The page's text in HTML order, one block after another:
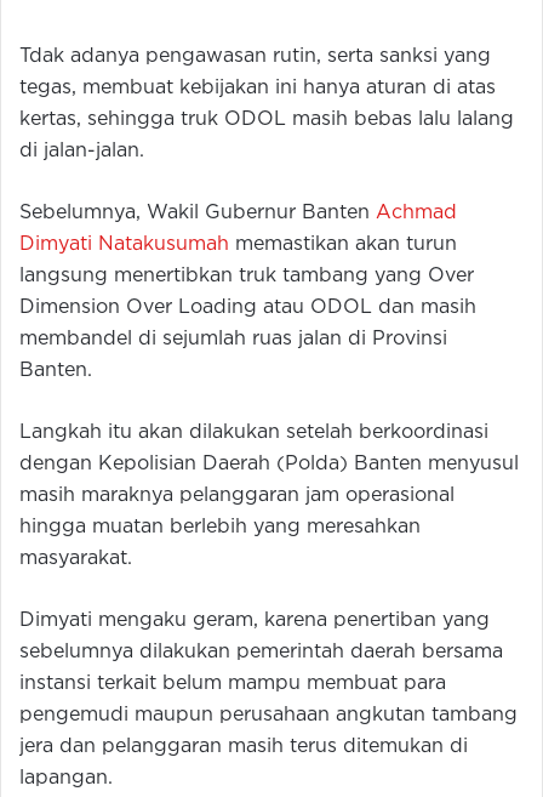
Tdak adanya pengawasan rutin, serta sanksi yang
tegas, membuat kebijakan ini hanya aturan di atas
kertas, sehingga truk ODOL masih bebas lalu lalang
di jalan-jalan.
Sebelumnya, Wakil Gubernur Banten Achmad
Dimyati Natakusumah memastikan akan turun
langsung menertibkan truk tambang yang Over
Dimension Over Loading atau ODOL dan masih
membandel di sejumlah ruas jalan di Provinsi
Banten.
Langkah itu akan dilakukan setelah berkoordinasi
dengan Kepolisian Daerah (Polda) Banten menyusul
masih maraknya pelanggaran jam operasional
hingga muatan berlebih yang meresahkan
masyarakat.
Dimyati mengaku geram, karena penertiban yang
sebelumnya dilakukan pemerintah daerah bersama
instansi terkait belum mampu membuat para
pengemudi maupun perusahaan angkutan tambang
jera dan pelanggaran masih terus ditemukan di
lapangan.